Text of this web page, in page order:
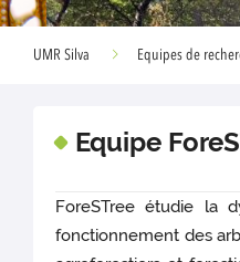
UMR Silva Equipes de
Equipe
ForeSTree étudie la
fonctionnement des